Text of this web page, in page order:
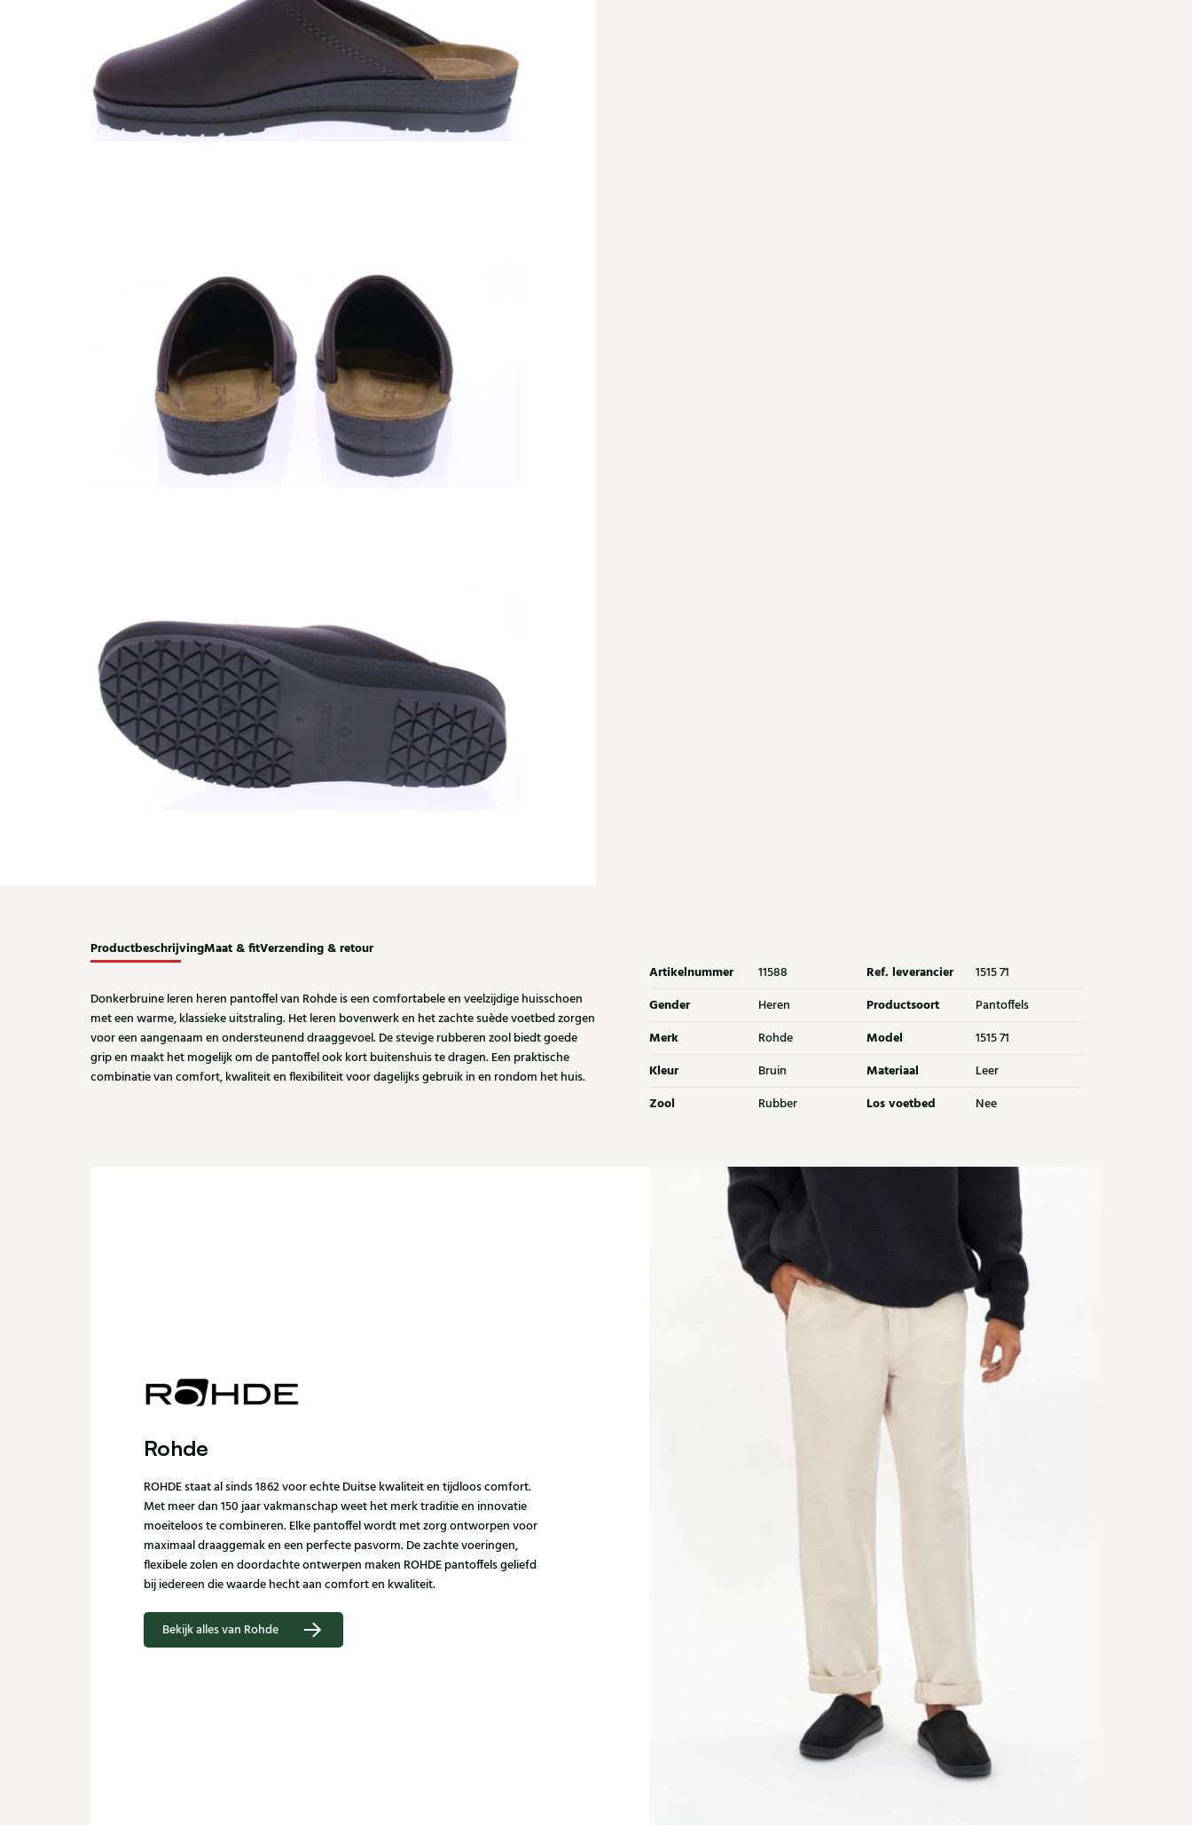
ProductbeschrijvingMaat & fitVerzending & retour
Donkerbruine leren heren pantoffel van Rohde is een comfortabele en veelzijdige huisschoen
met een warme, klassieke uitstraling. Het leren bovenwerk en het zachte suède voetbed zorgen
voor een aangenaam en ondersteunend draaggevoel. De stevige rubberen zool biedt goede
grip en maakt het mogelijk om de pantoffel ook kort buitenshuis te dragen. Een praktische
combinatie van comfort, kwaliteit en flexibiliteit voor dagelijks gebruik in en rondom het huis.
Artikelnummer 11588 Ref. leverancier 1515 71
Gender Heren Productsoort Pantoffels
Merk Rohde Model 1515 71
Kleur Bruin Materiaal Leer
Zool Rubber Los voetbed Nee
Rohde
ROHDE staat al sinds 1862 voor echte Duitse kwaliteit en tijdloos comfort.
Met meer dan 150 jaar vakmanschap weet het merk traditie en innovatie
moeiteloos te combineren. Elke pantoffel wordt met zorg ontworpen voor
maximaal draaggemak en een perfecte pasvorm. De zachte voeringen,
flexibele zolen en doordachte ontwerpen maken ROHDE pantoffels geliefd
bij iedereen die waarde hecht aan comfort en kwaliteit.
Bekijk alles van Rohde